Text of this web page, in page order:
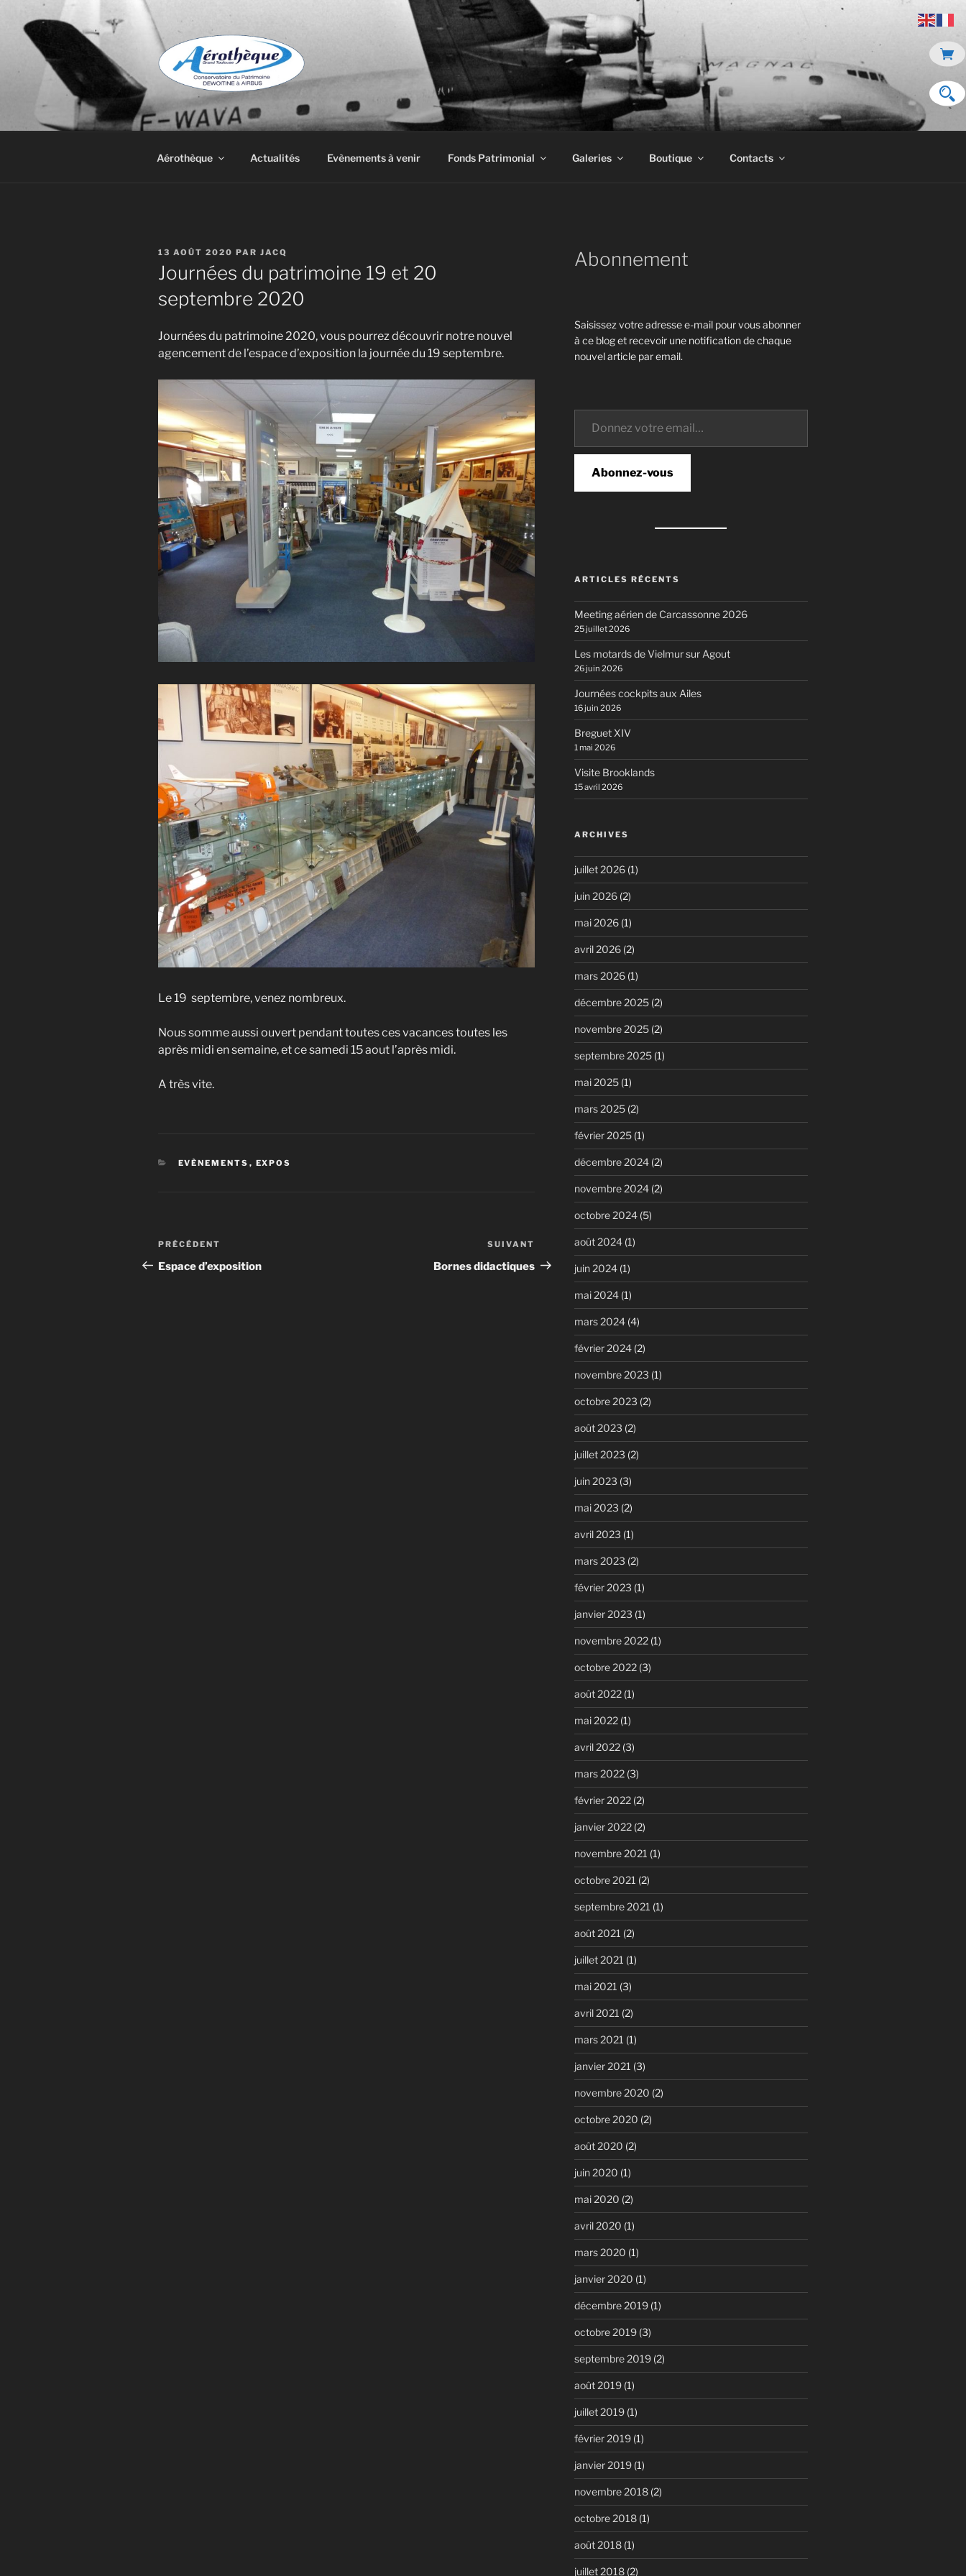
contenu
principal
DE DEWOITINE À AIRBUS
Aérothèque Actualités Evènements à venir Fonds Patrimonial Galeries Boutique Contacts
PUBLIÉ
LE
13 AOÛT 2020 PAR JACQ
Journées du patrimoine 19 et 20
septembre 2020
Journées du patrimoine 2020, vous pourrez découvrir notre nouvel
agencement de l’espace d’exposition la journée du 19 septembre.
Le 19 septembre, venez nombreux.
Nous somme aussi ouvert pendant toutes ces vacances toutes les
après midi en semaine, et ce samedi 15 aout l’après midi.
A très vite.
CATÉGORIES
EVÈNEMENTS , EXPOS
Navigation
de
Article
précédent
PRÉCÉDENT
Espace d’exposition
suivant
SUIVANT
Bornes didactiques
Abonnement
Saisissez votre adresse e-mail pour vous abonner
à ce blog et recevoir une notification de chaque
nouvel article par email.
Donnez votre email…
Abonnez-vous
ARTICLES RÉCENTS
Meeting aérien de Carcassonne 2026
25 juillet 2026
Les motards de Vielmur sur Agout
26 juin 2026
Journées cockpits aux Ailes
16 juin 2026
Breguet XIV
1 mai 2026
Visite Brooklands
15 avril 2026
ARCHIVES
juillet 2026(1)
juin 2026(2)
mai 2026(1)
avril 2026(2)
mars 2026(1)
décembre 2025(2)
novembre 2025(2)
septembre 2025(1)
mai 2025(1)
mars 2025(2)
février 2025(1)
décembre 2024(2)
novembre 2024(2)
octobre 2024(5)
août 2024(1)
juin 2024(1)
mai 2024(1)
mars 2024(4)
février 2024(2)
novembre 2023 (1)
octobre 2023 (2)
août 2023 (2)
juillet 2023 (2)
juin 2023 (3)
mai 2023 (2)
avril 2023 (1)
mars 2023 (2)
février 2023 (1)
janvier 2023 (1)
novembre 2022(1)
octobre 2022(3)
août 2022(1)
mai 2022(1)
avril 2022(3)
mars 2022(3)
février 2022(2)
janvier 2022(2)
novembre 2021 (1)
octobre 2021 (2)
septembre 2021 (1)
août 2021 (2)
juillet 2021 (1)
mai 2021 (3)
avril 2021 (2)
mars 2021 (1)
janvier 2021 (3)
novembre 2020 (2)
octobre 2020 (2)
août 2020 (2)
juin 2020 (1)
mai 2020 (2)
avril 2020 (1)
mars 2020 (1)
janvier 2020 (1)
décembre 2019(1)
octobre 2019(3)
septembre 2019(2)
août 2019(1)
juillet 2019(1)
février 2019(1)
janvier 2019(1)
novembre 2018(2)
octobre 2018(1)
août 2018(1)
juillet 2018(2)